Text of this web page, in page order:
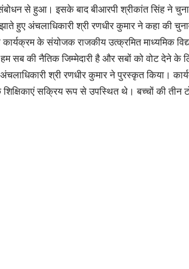
से हुआ। इसके बाद बीआरपी श्रीकांत सिंह ने
हुए अंचलाधिकारी श्री रणधीर कुमार ने कहा की
के संयोजक राजकीय उत्क्रमित माध्यमिक
सब की नैतिक जिम्मेदारी है और सबों को वोट देने
श्री रणधीर कुमार ने पुरस्कृत किया।
सक्रिय रूप से उपस्थित थे। बच्चों की